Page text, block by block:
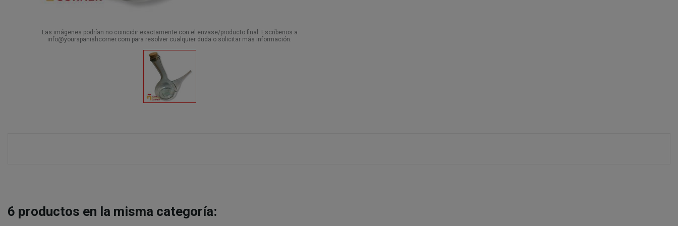
Las imágenes podrían no coincidir exactamente con el envase/producto final. Escríbenos a
info@yourspanishcorner.com para resolver cualquier duda o solicitar más información.
6 productos en la misma categoría: